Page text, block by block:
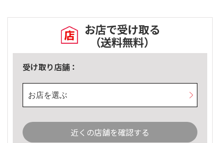
お店で受け取る
（送料無料）
受け取り店舗：
お店を選ぶ
近くの店舗を確認する